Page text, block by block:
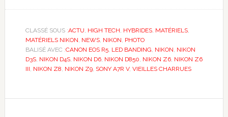
CLASSÉ SOUS :ACTU HIGH TECH HYBRIDES, MATÉRIELS,
MATÉRIELS NIKON NEWS, NIKON PHOTO
BALISÉ AVEC :CANON EOS R5, LED BANDING NIKON NIKON
D3S, NIKON D4S, NIKON D6, NIKON D850 NIKON Z6, NIKON Z6
III NIKON Z8 NIKON Z9, SONY A7R V, VIEILLES CHARRUES